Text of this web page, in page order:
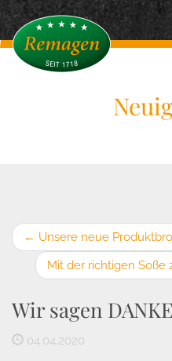
← Unsere neue
Mit der richtigen Soße
Wir sagen
04.04.2020